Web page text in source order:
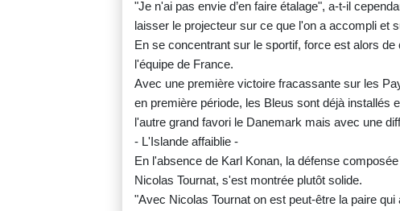
"Je n'ai pas envie d’en faire étalage", a-t-il
laisser le projecteur sur ce que l'on a accompli et
En se concentrant sur le sportif, force est alors
l'équipe de France.
Avec une première victoire fracassante sur les
en première période, les Bleus sont déjà installés
l'autre grand favori le Danemark mais avec une
- L'Islande affaiblie -
En l'absence de Karl Konan, la défense
Nicolas Tournat, s'est montrée plutôt solide.
"Avec Nicolas Tournat on est peut-être la paire